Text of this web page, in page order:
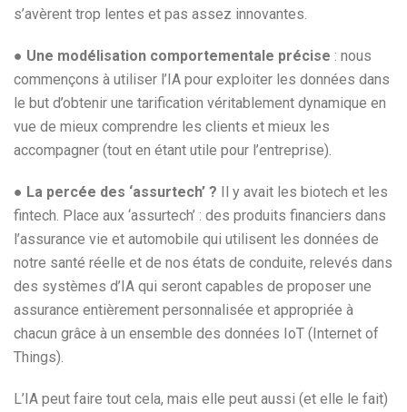
s’avèrent trop lentes et pas assez innovantes.
● Une modélisation comportementale précise : nous
commençons à utiliser l’IA pour exploiter les données dans
le but d’obtenir une tarification véritablement dynamique en
vue de mieux comprendre les clients et mieux les
accompagner (tout en étant utile pour l’entreprise).
● La percée des ‘assurtech’ ? Il y avait les biotech et les
fintech. Place aux ‘assurtech’ : des produits financiers dans
l’assurance vie et automobile qui utilisent les données de
notre santé réelle et de nos états de conduite, relevés dans
des systèmes d’IA qui seront capables de proposer une
assurance entièrement personnalisée et appropriée à
chacun grâce à un ensemble des données IoT (Internet of
Things).
L’IA peut faire tout cela, mais elle peut aussi (et elle le fait)